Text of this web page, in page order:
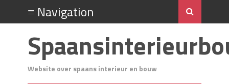
Website over spaans interieur en bouw